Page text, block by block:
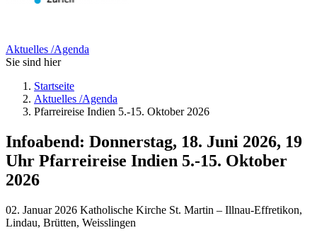
Aktuelles /Agenda
Sie sind hier
Startseite
Aktuelles /Agenda
Pfarreireise Indien 5.-15. Oktober 2026
Infoabend: Donnerstag, 18. Juni 2026, 19
Uhr Pfarreireise Indien 5.-15. Oktober
2026
02. Januar 2026 Katholische Kirche St. Martin – Illnau-Effretikon,
Lindau, Brütten, Weisslingen